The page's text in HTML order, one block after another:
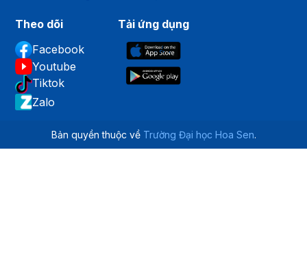
Theo dõi
Facebook
Youtube
Tiktok
Zalo
Tải ứng dụng
Bản quyền thuộc về Trường Đại học Hoa Sen.